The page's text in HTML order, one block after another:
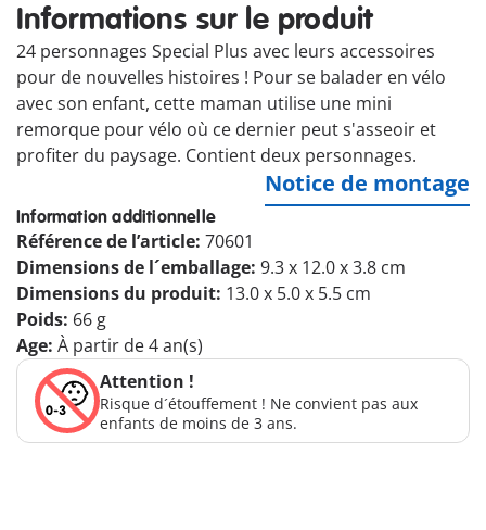
Informations sur le produit
24 personnages Special Plus avec leurs accessoires
pour de nouvelles histoires ! Pour se balader en vélo
avec son enfant, cette maman utilise une mini
remorque pour vélo où ce dernier peut s'asseoir et
profiter du paysage. Contient deux personnages.
Notice de montage
Information additionnelle
Référence de l’article: 70601
Dimensions de l´emballage: 9.3 x 12.0 x 3.8 cm
Dimensions du produit: 13.0 x 5.0 x 5.5 cm
Poids: 66 g
Age: À partir de 4 an(s)
Attention !
Risque d´étouffement ! Ne convient pas aux
enfants de moins de 3 ans.